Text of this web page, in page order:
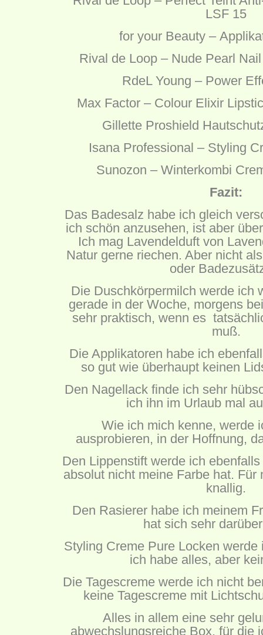
LSF 15
for your Beauty –
Rival de Loop – Nude Pearl
RdeL Young – Power
Max Factor – Colour Elixir
Gillette Proshield
Isana Professional – Styling
Sunozon – Winterkombi
Fazit:
Das Badesalz habe ich gleich
ich schön anzusehen, ist aber
Ich mag Lavendelduft von
Natur gerne riechen. Aber nicht
oder
Die Duschkörpermilch werde ich
gerade in der Woche, morgens
sehr praktisch, wenn es
muß.
Die Applikatoren habe ich
so gut wie überhaupt keinen
Den Nagellack finde ich sehr
ich ihn im Urlaub mal
Wie ich mich kenne, werde
ausprobieren, in der Hoffnung,
Den Lippenstift werde ich
absolut nicht meine Farbe hat.
knallig.
Den Rasierer habe ich meinem
hat sich sehr
Styling Creme Pure Locken
ich habe alles, aber
Die Tagescreme werde ich nicht
keine Tagescreme mit
Alles in allem eine sehr
abwechslungsreiche Box, für die